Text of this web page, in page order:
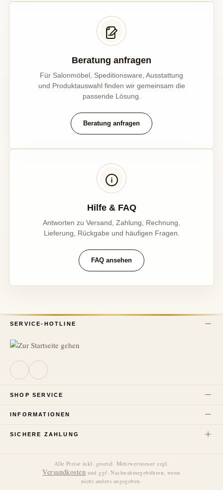
Beratung anfragen
Für Salonmöbel, Speditionsware, Ausstattung
und Produktauswahl finden wir gemeinsam die
passende Lösung.
Beratung anfragen
Hilfe & FAQ
Antworten zu Versand, Zahlung, Rechnung,
Lieferung, Rückgabe und häufigen Fragen.
FAQ ansehen
SERVICE-HOTLINE
SHOP SERVICE
INFORMATIONEN
SICHERE ZAHLUNG
Alle Preise inkl. gesetzl. Mehrwertsteuer zzgl.
Versandkosten und ggf. Nachnahmegebühren, wenn
nicht anders angegeben.